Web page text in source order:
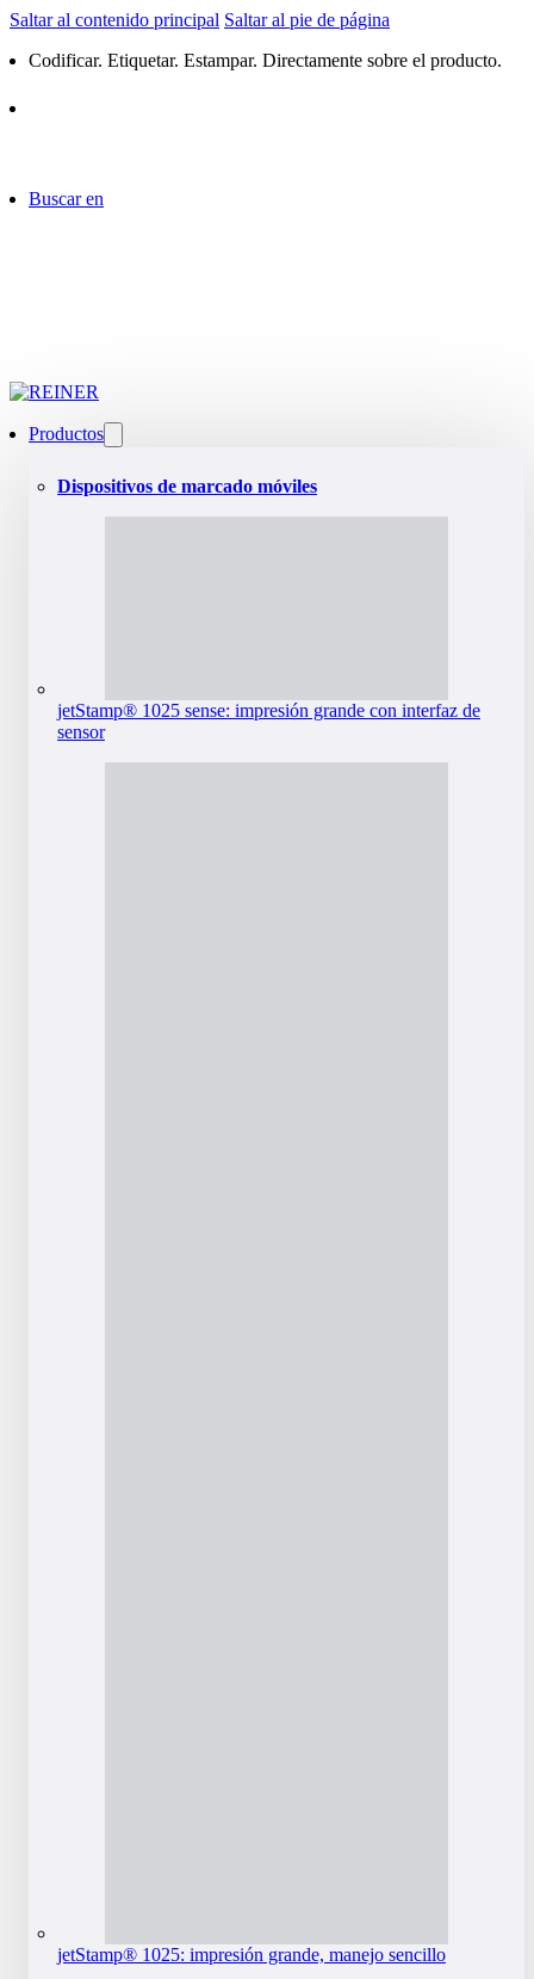
Saltar al contenido principal Saltar al pie de página
Codificar. Etiquetar. Estampar. Directamente sobre el producto.
Buscar en
Productos
Dispositivos de marcado móviles
jetStamp® 1025 sense: impresión grande con interfaz de
sensor
jetStamp® 1025: impresión grande, manejo sencillo